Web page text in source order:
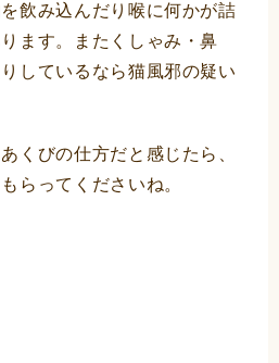
飲み込んだり喉に何かが詰
ます。またくしゃみ・鼻
しているなら猫風邪の疑い
くびの仕方だと感じたら、
らってくださいね。